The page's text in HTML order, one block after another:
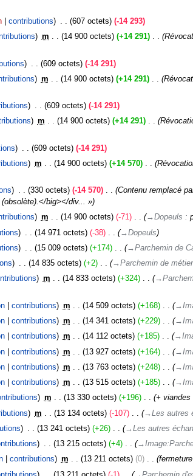
contributions 607 octets
-14 293
m 14 900 octets +14 291 ‎
609 octets
-14 291
m 14 900 octets +14 291 ‎
609 octets
-14 291
m 14 900 octets +14 291 ‎
609 octets
-14 291
m 14 900 octets +14 570 ‎
330 octets -14 570 ‎
Contenu remplacé
big></div... »
m 14 900 octets -71 ‎ →‎Dopeuls :
14 971 octets -38 ‎
→‎Dopeuls
15 009 octets +174 ‎
→‎Parchemin de
14 835 octets +2 ‎
→‎Parchemin de
m 14 833 octets +324 ‎
contributions m 14 509 octets +168 ‎
contributions m 14 341 octets +229 ‎
contributions m 14 112 octets +185 ‎
contributions m 13 927 octets +164 ‎
contributions m 13 763 octets +248 ‎
contributions m 13 515 octets +185 ‎
m 13 330 octets +196 ‎
+ viandes
m 13 134 octets -107 ‎ →‎Les autres
13 241 octets +26 ‎
→‎Les autres
13 215 octets +4 ‎
contributions m 13 211 octets 0 ‎